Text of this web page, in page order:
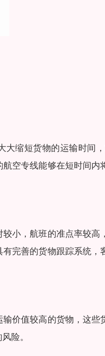
大缩短货物的运输时间
空专线能够在短时间
小，航班的准点率较
完善的货物跟踪系统
价值较高的货物，这
险。